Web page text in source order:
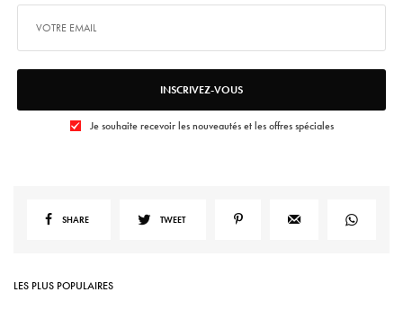
INSCRIVEZ-VOUS
Je souhaite recevoir les nouveautés et les offres spéciales
SHARE TWEET
LES PLUS POPULAIRES